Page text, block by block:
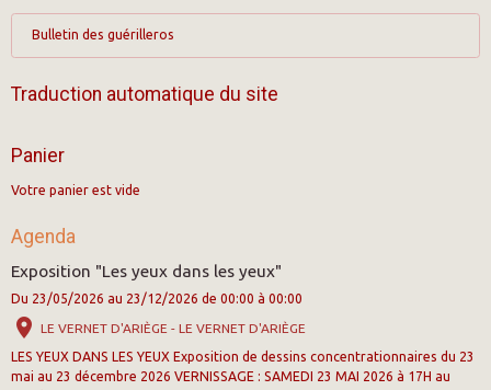
Bulletin des guérilleros
Traduction automatique du site
Panier
Votre panier est vide
Agenda
Exposition "Les yeux dans les yeux"
Du 23/05/2026 au 23/12/2026 de 00:00 à 00:00
LE VERNET D'ARIÈGE - LE VERNET D'ARIÈGE
LES YEUX DANS LES YEUX Exposition de dessins concentrationnaires du 23
mai au 23 décembre 2026 VERNISSAGE : SAMEDI 23 MAI 2026 à 17H au